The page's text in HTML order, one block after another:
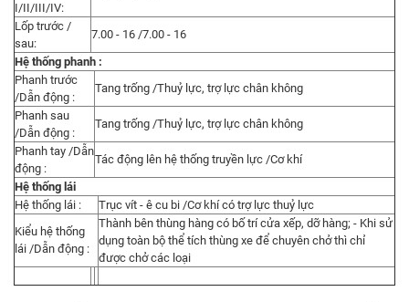
I/II/III/IV:
Lốp trước /
sau:
7.00 - 16 /7.00 - 16
Hệ thống phanh :
Phanh trước
/Dẫn động :
Tang trống /Thuỷ lực, trợ lực chân không
Phanh sau
/Dẫn động :
Tang trống /Thuỷ lực, trợ lực chân không
Phanh tay /Dẫn
động :
Tác động lên hệ thống truyền lực /Cơ khí
Hệ thống lái
Hệ thống lái :
Trục vít - ê cu bi /Cơ khí có trợ lực thuỷ lực
Kiểu hệ thống
lái /Dẫn động :
Thành bên thùng hàng có bố trí cửa xếp, dỡ hàng; - Khi sử
dụng toàn bộ thể tích thùng xe để chuyên chở thì chỉ
được chở các loại